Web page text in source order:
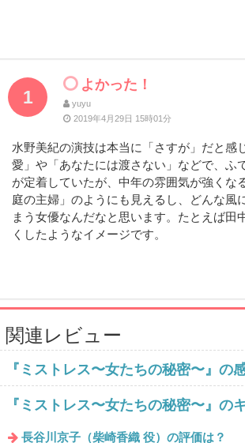
1
よかった！
yuyu
2019年4月29日 15時01分
水野美紀の演技は本当に「さすが」だと感
愛」や「あなたには渡さない」などで、ふ
が定着していたが、中年の雰囲気が強くな
庭の主婦」のようにも見えるし、どんな風
まう女優なんだなと思います。たとえば田
くしたようなイメージです。
関連レビュー
『ミストレス〜女たちの秘密〜』の
『ミストレス〜女たちの秘密〜』の
長谷川京子（柴崎香織 役）の評価は？